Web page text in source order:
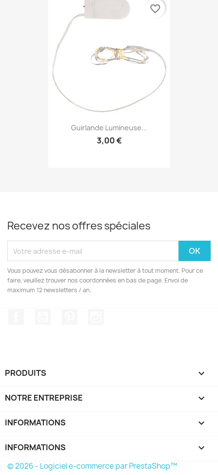
Guirlande Lumineuse...
3,00 €
favorite_border
Recevez nos offres spéciales
Vous pouvez vous désabonner à la newsletter à tout moment. Pour ce
faire, veuillez trouver nos coordonnées en bas de page. Envoi de
maximum 12 newsletters / an.
PRODUITS 
NOTRE ENTREPRISE 
INFORMATIONS 
INFORMATIONS keyboard_arrow_down
© 2026 - Logiciel e-commerce par PrestaShop™